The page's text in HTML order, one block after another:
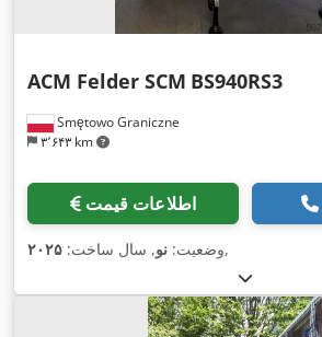
Smętowo Graniczne
۳٬۶۴۳ km
ACM Felder SCM BS940RS3
اطلاعات قیمت
وضعیت: نو, سال ساخت: ۲۰۲۵ ,